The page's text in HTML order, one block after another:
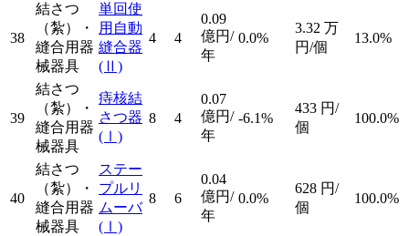
38
結さつ
（紮）・
縫合用器
械器具
単回使
用自動
縫合器
(Ⅱ)
4 4
0.09
億円/
年
0.0%
3.32 万
円/個
13.0%
39
結さつ
（紮）・
縫合用器
械器具
痔核結
さつ器
(Ⅰ)
8 4
0.07
億円/
年
-6.1%
433 円/
個
100.0%
40
結さつ
（紮）・
縫合用器
械器具
ステー
プルリ
ムーバ
(Ⅰ)
8 6
0.04
億円/
年
0.0%
628 円/
個
100.0%